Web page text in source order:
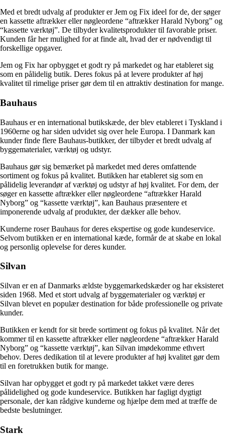
Med et bredt udvalg af produkter er Jem og Fix ideel for de, der søger
en kassette aftrækker eller nøgleordene “aftrækker Harald Nyborg” og
“kassette værktøj”. De tilbyder kvalitetsprodukter til favorable priser.
Kunden får her mulighed for at finde alt, hvad der er nødvendigt til
forskellige opgaver.
Jem og Fix har opbygget et godt ry på markedet og har etableret sig
som en pålidelig butik. Deres fokus på at levere produkter af høj
kvalitet til rimelige priser gør dem til en attraktiv destination for mange.
Bauhaus
Bauhaus er en international butikskæde, der blev etableret i Tyskland i
1960erne og har siden udvidet sig over hele Europa. I Danmark kan
kunder finde flere Bauhaus-butikker, der tilbyder et bredt udvalg af
byggematerialer, værktøj og udstyr.
Bauhaus gør sig bemærket på markedet med deres omfattende
sortiment og fokus på kvalitet. Butikken har etableret sig som en
pålidelig leverandør af værktøj og udstyr af høj kvalitet. For dem, der
søger en kassette aftrækker eller nøgleordene “aftrækker Harald
Nyborg” og “kassette værktøj”, kan Bauhaus præsentere et
imponerende udvalg af produkter, der dækker alle behov.
Kunderne roser Bauhaus for deres ekspertise og gode kundeservice.
Selvom butikken er en international kæde, formår de at skabe en lokal
og personlig oplevelse for deres kunder.
Silvan
Silvan er en af Danmarks ældste byggemarkedskæder og har eksisteret
siden 1968. Med et stort udvalg af byggematerialer og værktøj er
Silvan blevet en populær destination for både professionelle og private
kunder.
Butikken er kendt for sit brede sortiment og fokus på kvalitet. Når det
kommer til en kassette aftrækker eller nøgleordene “aftrækker Harald
Nyborg” og “kassette værktøj”, kan Silvan imødekomme ethvert
behov. Deres dedikation til at levere produkter af høj kvalitet gør dem
til en foretrukken butik for mange.
Silvan har opbygget et godt ry på markedet takket være deres
pålidelighed og gode kundeservice. Butikken har fagligt dygtigt
personale, der kan rådgive kunderne og hjælpe dem med at træffe de
bedste beslutninger.
Stark